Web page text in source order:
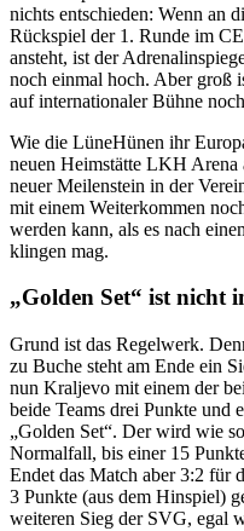
nichts entschieden: Wenn an
Rückspiel der 1. Runde im
ansteht, ist der
noch einmal hoch. Aber groß
auf internationaler Bühne
Wie die LüneHünen ihr
neuen Heimstätte LKH
neuer Meilenstein in der
mit einem Weiterkommen
werden kann, als es nach
klingen mag.
„Golden Set“ ist nicht
Grund ist das Regelwerk.
zu Buche steht am Ende ein
nun Kraljevo mit einem der
beide Teams drei Punkte und
„Golden Set“. Der wird wie
Normalfall, bis einer 15
Endet das Match aber 3:2 für
3 Punkte (aus dem Hinspiel)
weiteren Sieg der SVG, egal